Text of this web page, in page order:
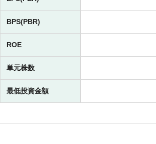
BPS(PBR)
ROE
単元株数
最低投資金額